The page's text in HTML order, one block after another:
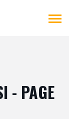
- PAGE